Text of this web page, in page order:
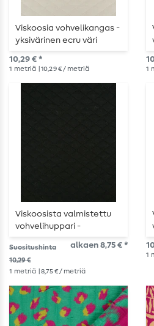
Viskoosia vohvelikangas -
yksivärinen ecru väri
10,29 € *
1 metriä | 10,29 € / metriä 1
Viskoosista valmistettu
vohvelihuppari -
tavallinen musta
Suositushinta
10,29 €
alkaen 8,75 € *
1 metriä | 8,75 € / metriä
1